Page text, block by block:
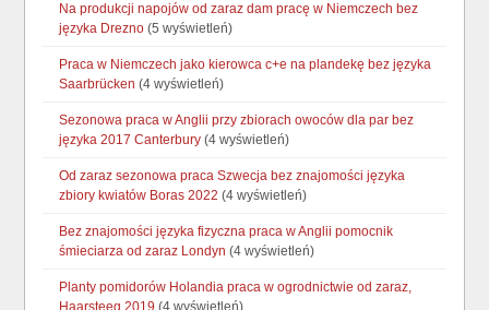
Na produkcji napojów od zaraz dam pracę w Niemczech bez
języka Drezno (5 wyświetleń)
Praca w Niemczech jako kierowca c+e na plandekę bez języka
Saarbrücken (4 wyświetleń)
Sezonowa praca w Anglii przy zbiorach owoców dla par bez
języka 2017 Canterbury (4 wyświetleń)
Od zaraz sezonowa praca Szwecja bez znajomości języka
zbiory kwiatów Boras 2022 (4 wyświetleń)
Bez znajomości języka fizyczna praca w Anglii pomocnik
śmieciarza od zaraz Londyn (4 wyświetleń)
Planty pomidorów Holandia praca w ogrodnictwie od zaraz,